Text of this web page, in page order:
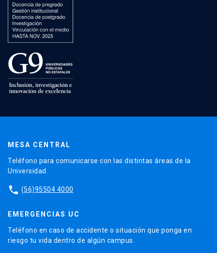
MESA CENTRAL
Teléfono para comunicarse con las distintas áreas de la
Universidad.
phone (56)95504 4000
EMERGENCIAS UC
Teléfono en caso de accidente o situación que ponga en
riesgo tu vida dentro de algún campus.